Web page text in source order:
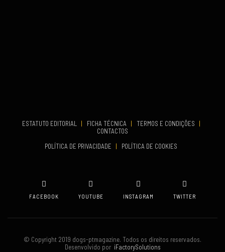
ESTATUTO EDITORIAL | FICHA TÉCNICA | TERMOS E CONDIÇÕES
|
CONTACTOS
POLÍTICA DE PRIVACIDADE
| POLÍTICA DE COOKIES
FACEBOOK YOUTUBE INSTAGRAM TWITTER
© Copyright 2019 dogs-ptmagazine. Todos os direitos reservados.
Desenvolvido poriFactorySolutions